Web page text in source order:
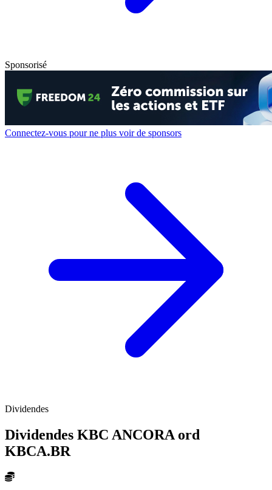
Sponsorisé
Connectez-vous pour ne plus voir de sponsors
Dividendes
Dividendes KBC ANCORA ord
KBCA.BR